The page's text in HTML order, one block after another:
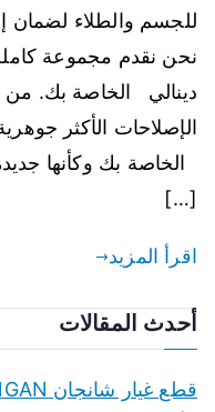
للجسم والطلاء لضمان
نحن نقدم مجموعة
دينالي الخاصة بك. من
الإصلاحات الأكثر
الخاصة بك وكأنها
[…]
اقرأ المزيد
أحدث المقالات